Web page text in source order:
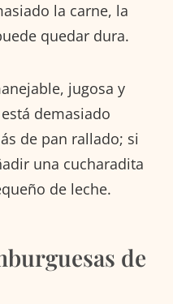
la carne, la
quedar dura.
jugosa y
demasiado
de pan rallado; si
una cucharadita
de leche.
de